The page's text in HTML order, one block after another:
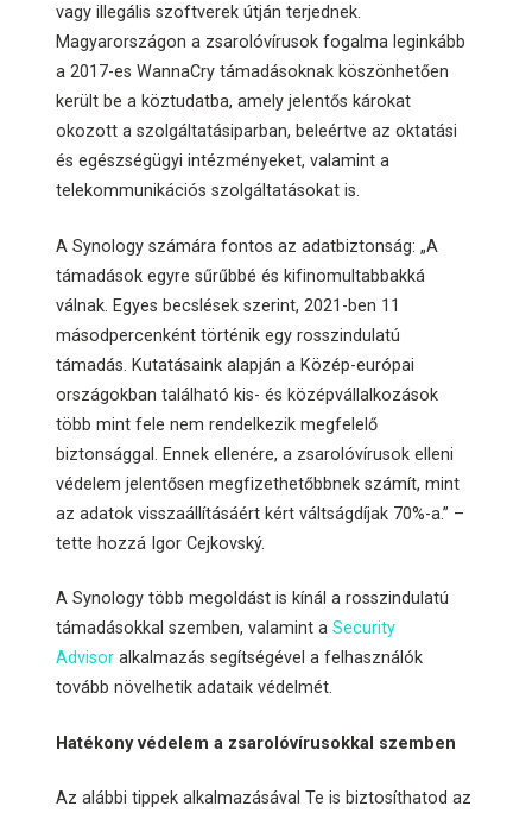
vagy illegális szoftverek útján terjednek.
Magyarországon a zsarolóvírusok fogalma leginkább
a 2017-es WannaCry támadásoknak köszönhetően
került be a köztudatba, amely jelentős károkat
okozott a szolgáltatásiparban, beleértve az oktatási
és egészségügyi intézményeket, valamint a
telekommunikációs szolgáltatásokat is.
A Synology számára fontos az adatbiztonság: „A
támadások egyre sűrűbbé és kifinomultabbakká
válnak. Egyes becslések szerint, 2021-ben 11
másodpercenként történik egy rosszindulatú
támadás. Kutatásaink alapján a Közép-európai
országokban található kis- és középvállalkozások
több mint fele nem rendelkezik megfelelő
biztonsággal. Ennek ellenére, a zsarolóvírusok elleni
védelem jelentősen megfizethetőbbnek számít, mint
az adatok visszaállításáért kért váltságdíjak 70%-a.” –
tette hozzá Igor Cejkovský.
A Synology több megoldást is kínál a rosszindulatú
támadásokkal szemben, valamint aSecurity
Advisor alkalmazás segítségével a felhasználók
tovább növelhetik adataik védelmét.
Hatékony védelem a zsarolóvírusokkal szemben
Az alábbi tippek alkalmazásával Te is biztosíthatod az